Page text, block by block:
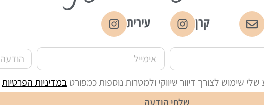
קרן עירית
שימוש לצורך דיוור שיווקי ולמטרות נוספות כמפורט במדיניות הפרטיות
שלחי הודעה